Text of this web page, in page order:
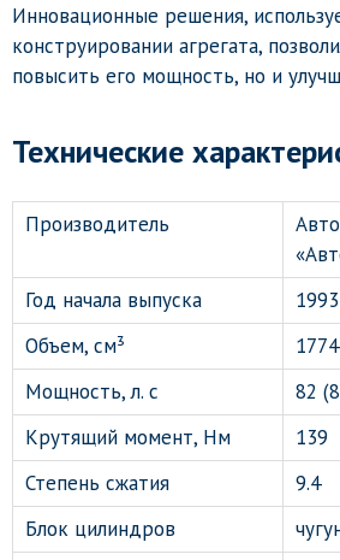
Инновационные решения,
конструировании агрегата,
повысить его мощность, но и
Технические
Производитель
Год начала выпуска
1993
Объем, см³
1774
Мощность, л. с
82
Крутящий момент, Нм
139
Степень сжатия
9.4
Блок цилиндров